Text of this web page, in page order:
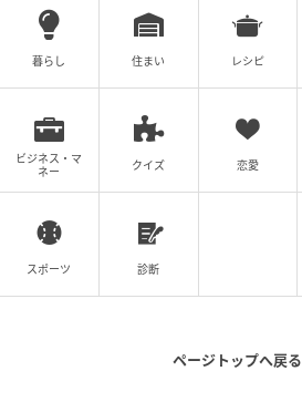
暮らし 住まい レシピ
ビジネス・マ
ネー
クイズ 恋愛
スポーツ 診断
ページトップへ戻る